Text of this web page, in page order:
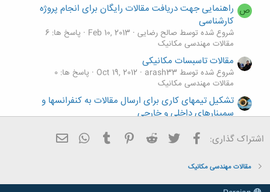
ص راهنمایی جهت دریافت مقالات رایگان برای انجام پروژه
کارشناسی
شروع شده توسط صالح رضایی Feb 10, 2013
پاسخ ها: 6
مقالات مهندسی مکانیک
مقالات تاسبسات مکانیکی
شروع شده توسط arash33 Oct 19, 2012
پاسخ ها: 0
مقالات مهندسی مکانیک
تشکیل تیمهای کاری برای ارسال مقالات به کنفرانسها و
سمینارهای داخلی و خارجی
مقالات مهندسی مکانیک
شروع شده توسط ali.sb1986
اشتراک گذاری: فیسبوک تویتر Reddit
Pinterest
Tumblr
WhatsApp
مقالات مهندسی مکانیک